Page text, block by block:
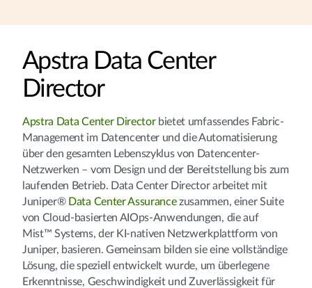
Apstra Data Center
Director
Apstra Data Center Directorbietet umfassendes Fabric-
Management im Datencenter und die Automatisierung
über den gesamten Lebenszyklus von Datencenter-
Netzwerken – vom Design und der Bereitstellung bis zum
laufenden Betrieb. Data Center Director arbeitet mit
Juniper® Data Center Assurancezusammen, einer Suite
von Cloud-basierten AIOps-Anwendungen, die auf
Mist™ Systems, der KI-nativen Netzwerkplattform von
Juniper, basieren. Gemeinsam bilden sie eine vollständige
Lösung, die speziell entwickelt wurde, um überlegene
Erkenntnisse, Geschwindigkeit und Zuverlässigkeit für